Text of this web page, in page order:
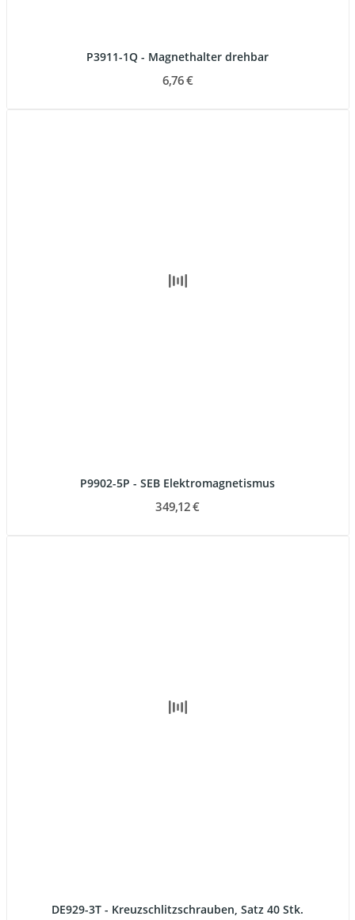
P3911-1Q - Magnethalter drehbar
6,76 €
P9902-5P - SEB Elektromagnetismus
349,12 €
DE929-3T - Kreuzschlitzschrauben, Satz 40 Stk.